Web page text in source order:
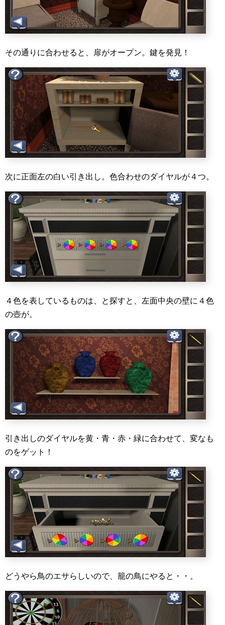
その通りに合わせると、扉がオープン。鍵を発見！
次に正面左の白い引き出し。色合わせのダイヤルが４つ。
４色を表しているものは、と探すと、左面中央の壁に４色
の壺が。
引き出しのダイヤルを黄・青・赤・緑に合わせて、変なも
のをゲット！
どうやら鳥のエサらしいので、籠の鳥にやると・・。